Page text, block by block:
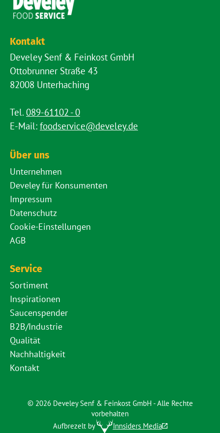
Kontakt
Develey Senf & Feinkost GmbH
Ottobrunner Straße 43
82008 Unterhaching
Tel. 089-61102 - 0
E-Mail: foodservice@develey.de
Über uns
Unternehmen
Develey für Konsumenten
Impressum
Datenschutz
Cookie-Einstellungen
AGB
Service
Sortiment
Inspirationen
Saucenspender
B2B/Industrie
Qualität
Nachhaltigkeit
Kontakt
© 2026 Develey Senf & Feinkost GmbH - Alle Rechte
vorbehalten
Aufbrezelt by
Innsiders Media